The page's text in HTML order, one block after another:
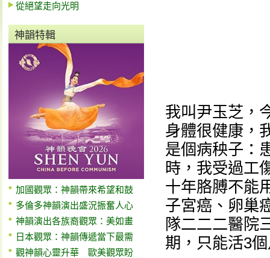
從絕望走向光明
神韻特輯
加國觀眾：神韻帶來希望和鼓
多倫多神韻演出盛況振奮人心
神韻演出各族裔觀眾：美如畫
日本觀眾：神韻傳遞當下最需
觀神韻心靈升華 歐美觀眾盼
我叫尹玉芝，
身體很健康，
是個病秧子：
時，我受過工
十年胳膊不能
子宮癌、卵巢
隊二二二醫院
期，只能活3